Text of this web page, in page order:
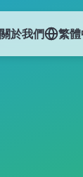
關於我們 繁